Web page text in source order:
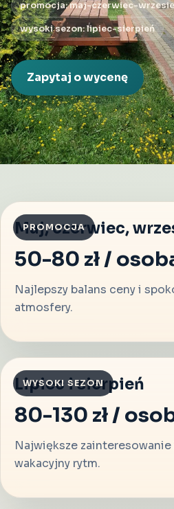
promocja: maj-czerwiec-
wysoki sezon: lipiec-sierpień
Zapytaj o wycenę
PROMOCJA
Maj, czerwiec,
50-80 zł /
Najlepszy balans ceny i
atmosfery.
WYSOKI SEZON
Lipiec i sierpień
80-130 zł /
Największe
wakacyjny rytm.